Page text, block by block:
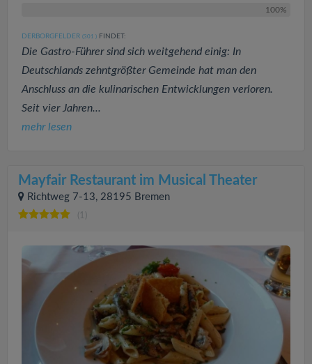
100%
DERBORGFELDER (301 ) FINDET:
Die Gastro-Führer sind sich weitgehend einig: In
Deutschlands zehntgrößter Gemeinde hat man den
Anschluss an die kulinarischen Entwicklungen verloren.
Seit vier Jahren...
mehr lesen
Mayfair Restaurant im Musical Theater
Richtweg 7-13, 28195 Bremen
(1)